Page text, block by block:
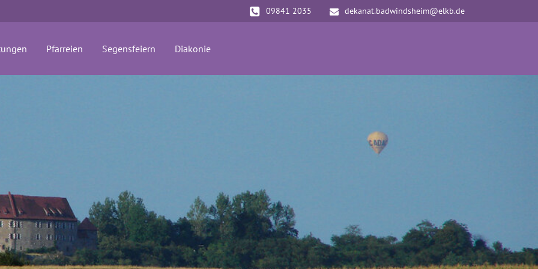
09841 2035 dekanat.badwindsheim@elkb.de
Pfarreien Segensfeiern Diakonie